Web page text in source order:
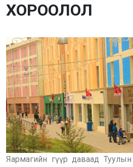
ХОРООЛОЛ
Яармагийн гүүр даваад